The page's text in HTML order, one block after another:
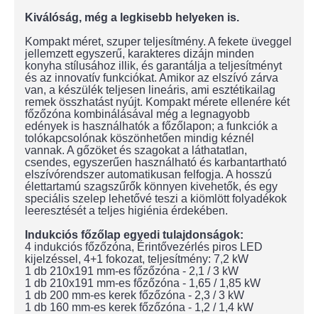
Kiválóság, még a legkisebb helyeken is.
Kompakt méret, szuper teljesítmény. A fekete üveggel
jellemzett egyszerű, karakteres dizájn minden
konyha stílusához illik, és garantálja a teljesítményt
és az innovatív funkciókat. Amikor az elszívó zárva
van, a készülék teljesen lineáris, ami esztétikailag
remek összhatást nyújt. Kompakt mérete ellenére két
főzőzóna kombinálásával még a legnagyobb
edények is használhatók a főzőlapon; a funkciók a
tolókapcsolónak köszönhetően mindig kéznél
vannak. A gőzöket és szagokat a láthatatlan,
csendes, egyszerűen használható és karbantartható
elszívórendszer automatikusan felfogja. A hosszú
élettartamú szagszűrők könnyen kivehetők, és egy
speciális szelep lehetővé teszi a kiömlött folyadékok
leeresztését a teljes higiénia érdekében.
Indukciós főzőlap egyedi tulajdonságok:
4 indukciós főzőzóna, Érintővezérlés piros LED
kijelzéssel, 4+1 fokozat, teljesítmény: 7,2 kW
1 db 210x191 mm-es főzőzóna - 2,1 / 3 kW
1 db 210x191 mm-es főzőzóna - 1,65 / 1,85 kW
1 db 200 mm-es kerek főzőzóna - 2,3 / 3 kW
1 db 160 mm-es kerek főzőzóna - 1,2 / 1,4 kW